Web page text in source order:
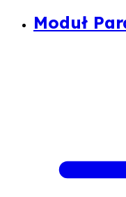
Moduł